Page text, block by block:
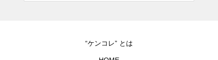
“ケンコレ” とは